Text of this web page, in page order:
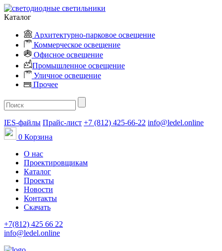
Каталог
Архитектурно-парковое освещение
Коммерческое освещение
Офисное освещение
Промышленное освещение
Уличное освещение
Прочее
IES-файлы Прайс-лист +7 (812) 425-66-22 info@ledel.online
0 Корзина
О нас
Проектировщикам
Каталог
Проекты
Новости
Контакты
Скачать
+7(812) 425 66 22
info@ledel.online